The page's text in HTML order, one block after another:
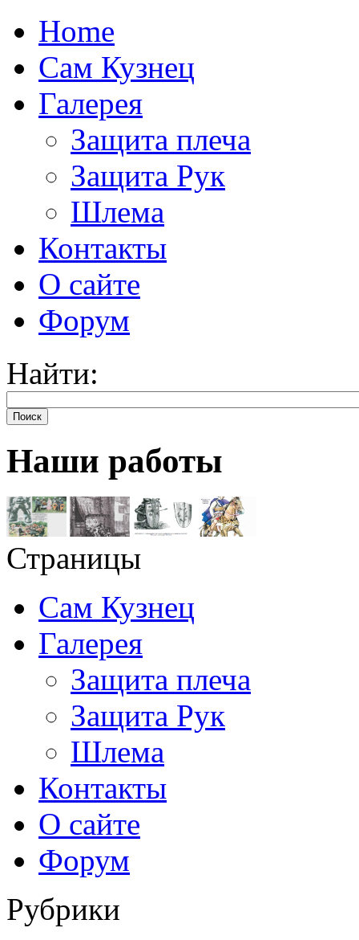
Home
Сам Кузнец
Галерея
Защита плеча
Защита Рук
Шлема
Контакты
О сайте
Форум
Найти:
Поиск
Наши работы
Страницы
Сам Кузнец
Галерея
Защита плеча
Защита Рук
Шлема
Контакты
О сайте
Форум
Рубрики